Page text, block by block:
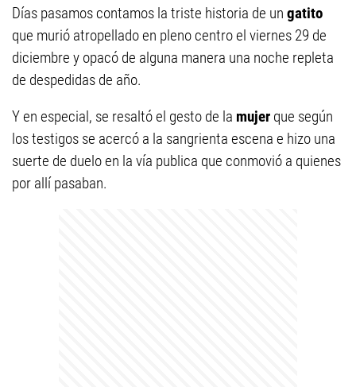
Días pasamos contamos la triste historia de un gatito
que murió atropellado en pleno centro el viernes 29 de
diciembre y opacó de alguna manera una noche repleta
de despedidas de año.
Y en especial, se resaltó el gesto de la mujer que según
los testigos se acercó a la sangrienta escena e hizo una
suerte de duelo en la vía publica que conmovió a quienes
por allí pasaban.